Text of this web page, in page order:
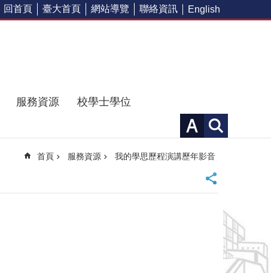
回首頁 臺大首頁 網站導覽 聯絡資訊 English
服務資源
校學士學位
首頁 服務資源 我的學思歷程演講歷年影音